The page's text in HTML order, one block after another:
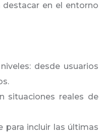
en el entorno
desde usuarios
situaciones reales de
para incluir las últimas